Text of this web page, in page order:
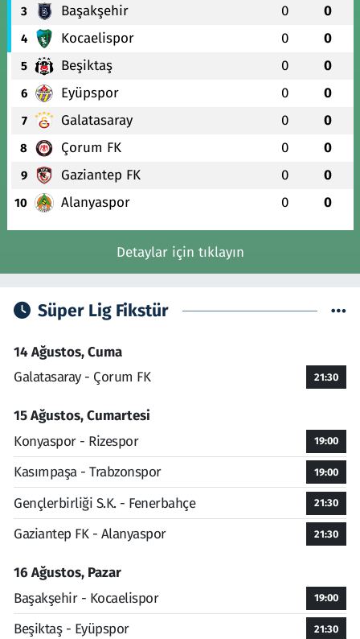
3 Başakşehir 0 0
4 Kocaelispor 0 0
5 Beşiktaş 0 0
6 Eyüpspor 0 0
7 Galatasaray 0 0
8 Çorum FK 0 0
9 Gaziantep FK 0 0
10 Alanyaspor 0 0
Detaylar için tıklayın
Süper Lig Fikstür
14 Ağustos, Cuma
Galatasaray - Çorum FK
21:30
15 Ağustos, Cumartesi
Konyaspor - Rizespor
19:00
Kasımpaşa - Trabzonspor 19:00
Gençlerbirliği S.K. - Fenerbahçe 21:30
Gaziantep FK - Alanyaspor 21:30
16 Ağustos, Pazar
Başakşehir - Kocaelispor
19:00
Beşiktaş - Eyüpspor 21:30